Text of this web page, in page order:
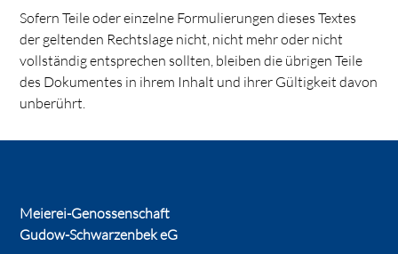
Sofern Teile oder einzelne Formulierungen dieses Textes
der geltenden Rechtslage nicht, nicht mehr oder nicht
vollständig entsprechen sollten, bleiben die übrigen Teile
des Dokumentes in ihrem Inhalt und ihrer Gültigkeit davon
unberührt.
Meierei-Genossenschaft
Gudow-Schwarzenbek eG